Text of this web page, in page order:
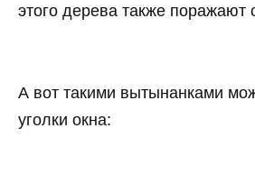
этого дерева также поражают
А вот такими вытынанками
уголки окна: